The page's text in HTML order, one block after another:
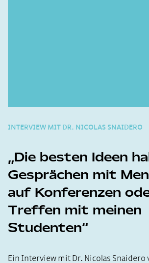
INTERVIEW MIT DR. NICOLAS SNAIDERO
Die besten Ideen
Gesprächen mit
auf Konferenzen
Treffen mit meinen
Studenten
Ein Interview mit Dr. Nicolas Snaidero